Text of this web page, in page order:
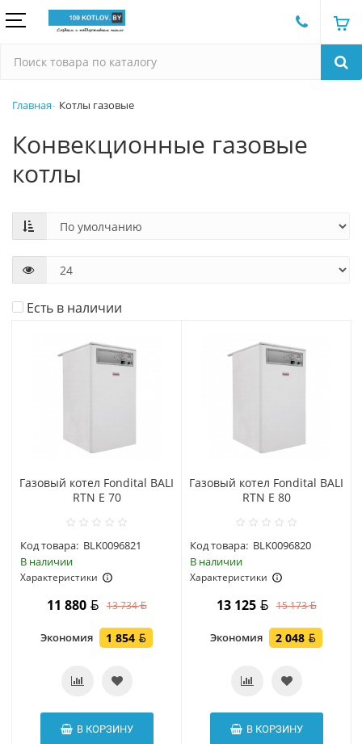
Главная Котлы газовые
Конвекционные газовые
котлы
Есть в наличии
Газовый котел Fondital BALI
RTN E 70
Код товара: BLK0096821
В наличии
Характеристики
11 880 13 734
Экономия 1 854
В КОРЗИНУ
Газовый котел Fondital BALI
RTN E 80
Код товара: BLK0096820
В наличии
Характеристики
13 125 15 173
Экономия 2 048
В КОРЗИНУ